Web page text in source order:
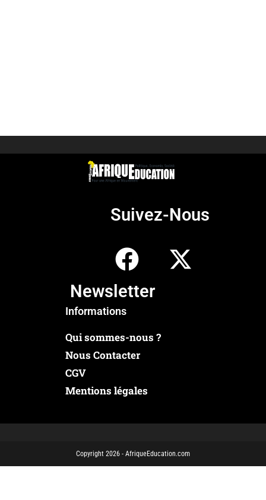
Suivez-Nous
Newsletter
Informations
Qui sommes-nous ?
Nous Contacter
CGV
Mentions légales
Copyright 2026 - AfriqueEducation.com